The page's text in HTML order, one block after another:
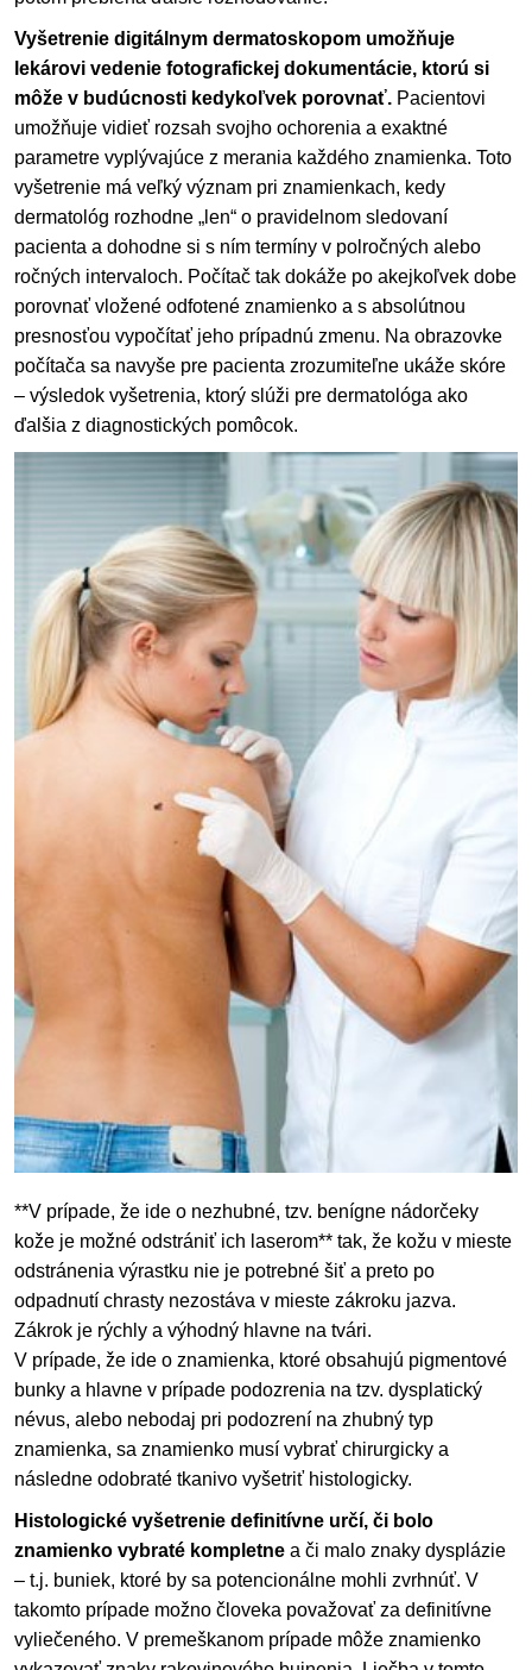
Vyšetrenie digitálnym dermatoskopom umožňuje
lekárovi vedenie fotografickej dokumentácie, ktorú si
môže v budúcnosti kedykoľvek porovnať. Pacientovi
umožňuje vidieť rozsah svojho ochorenia a exaktné
parametre vyplývajúce z merania každého znamienka. Toto
vyšetrenie má veľký význam pri znamienkach, kedy
dermatológ rozhodne „len“ o pravidelnom sledovaní
pacienta a dohodne si s ním termíny v polročných alebo
ročných intervaloch. Počítač tak dokáže po akejkoľvek dobe
porovnať vložené odfotené znamienko a s absolútnou
presnosťou vypočítať jeho prípadnú zmenu. Na obrazovke
počítača sa navyše pre pacienta zrozumiteľne ukáže skóre
– výsledok vyšetrenia, ktorý slúži pre dermatológa ako
ďalšia z diagnostických pomôcok.
**V prípade, že ide o nezhubné, tzv. benígne nádorčeky
kože je možné odstrániť ich laserom** tak, že kožu v mieste
odstránenia výrastku nie je potrebné šiť a preto po
odpadnutí chrasty nezostáva v mieste zákroku jazva.
Zákrok je rýchly a výhodný hlavne na tvári.
V prípade, že ide o znamienka, ktoré obsahujú pigmentové
bunky a hlavne v prípade podozrenia na tzv. dysplatický
névus, alebo nebodaj pri podozrení na zhubný typ
znamienka, sa znamienko musí vybrať chirurgicky a
následne odobraté tkanivo vyšetriť histologicky.
Histologické vyšetrenie definitívne určí, či bolo
znamienko vybraté kompletne a či malo znaky dysplázie
– t.j. buniek, ktoré by sa potencionálne mohli zvrhnúť. V
takomto prípade možno človeka považovať za definitívne
vyliečeného. V premeškanom prípade môže znamienko